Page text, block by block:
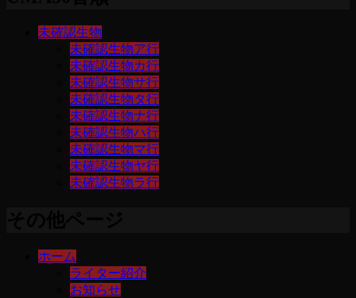
未確認生物
未確認生物ア行
未確認生物カ行
未確認生物サ行
未確認生物タ行
未確認生物ナ行
未確認生物ハ行
未確認生物マ行
未確認生物ヤ行
未確認生物ラ行
ホーム
ライター紹介
お知らせ